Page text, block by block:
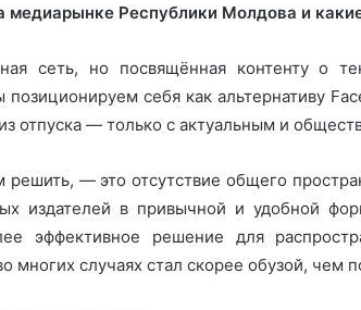
медиарынке Республики Молдова и
сеть, но посвящённая контенту о
себя как альтернативу
отпуска — только с актуальным и
— это отсутствие общего
издателей в привычной и удобной
эффективное решение для
многих случаях стал скорее обузой, чем